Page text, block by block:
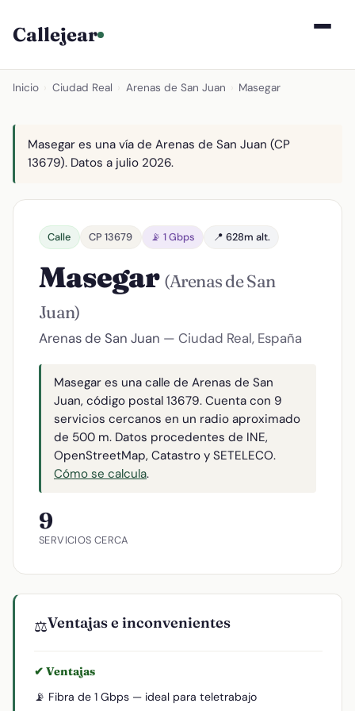
Callejear
Inicio Ciudad Real Arenas de San Juan Masegar
Masegar es una vía de Arenas de San Juan (CP
13679). Datos a julio 2026.
Calle CP 13679 📡 1 Gbps 📍 628m alt.
Masegar (Arenas de San
Juan)
Arenas de San Juan — Ciudad Real, España
Masegar es una calle de Arenas de San
Juan, código postal 13679. Cuenta con 9
servicios cercanos en un radio aproximado
de 500 m. Datos procedentes de INE,
OpenStreetMap, Catastro y SETELECO.
Cómo se calcula.
9
SERVICIOS CERCA
⚖️Ventajas e inconvenientes
✔ Ventajas
📡 Fibra de 1 Gbps — ideal para teletrabajo